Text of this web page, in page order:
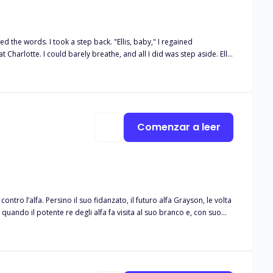
l’alfa. Persino il suo fidanzato, il futuro alfa Grayson, le volta
il potente re degli alfa fa visita al suo branco e, con suo
di trovare una Luna, ma accetta la situazione e punisce chi
Comenzar a leer